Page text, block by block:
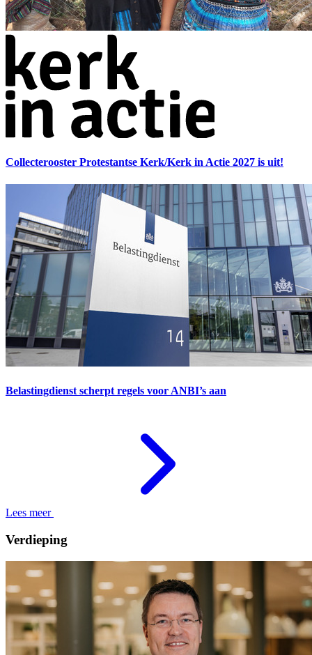
Collecterooster Protestantse Kerk/Kerk in Actie 2027 is uit!
Belastingdienst scherpt regels voor ANBI’s aan
Lees meer
Verdieping